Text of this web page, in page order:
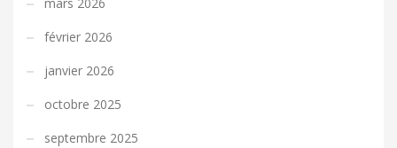
février 2026
janvier 2026
octobre 2025
septembre 2025